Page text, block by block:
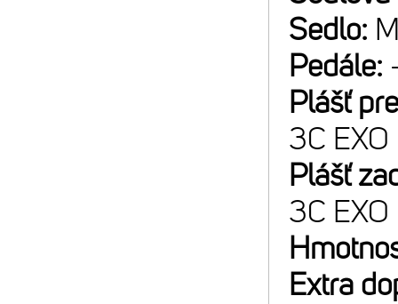
Sedlo:
Pedále:
Plášť
3C EXO
Plášť
3C EXO
Extra